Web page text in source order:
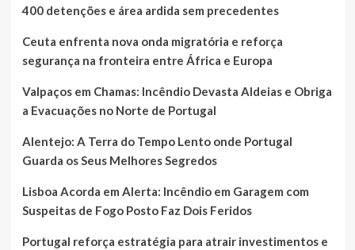
400 detenções e área ardida sem precedentes
Ceuta enfrenta nova onda migratória e reforça
segurança na fronteira entre África e Europa
Valpaços em Chamas: Incêndio Devasta Aldeias e Obriga
a Evacuações no Norte de Portugal
Alentejo: A Terra do Tempo Lento onde Portugal
Guarda os Seus Melhores Segredos
Lisboa Acorda em Alerta: Incêndio em Garagem com
Suspeitas de Fogo Posto Faz Dois Feridos
Portugal reforça estratégia para atrair investimentos e